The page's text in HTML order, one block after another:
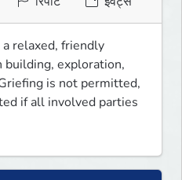
relaxed, friendly
building, exploration,
is not permitted,
if all involved parties